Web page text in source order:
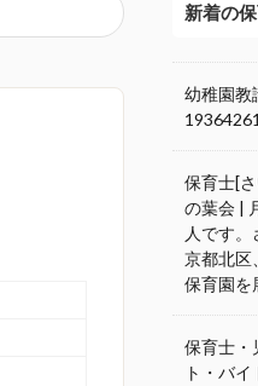
新着の
幼稚園教
保育士[
の葉会 |
人です
京都北区
保育園を
保育士・
ト・バ